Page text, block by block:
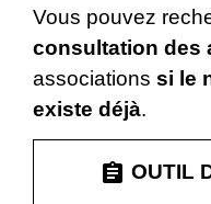
Vous pouvez
consultation des
associations si le
existe déjà.
assignment OUTIL